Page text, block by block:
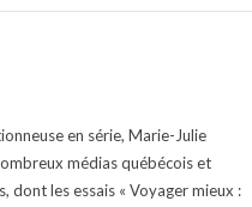
en série, Marie-Julie
médias québécois et
dont les essais « Voyager mieux :